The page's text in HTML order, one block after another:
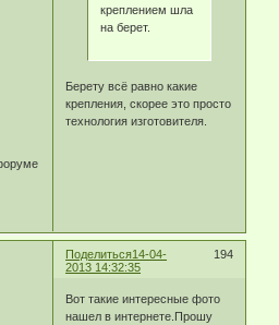
креплением шла
на берет.
Берету всё равно какие
крепления, скорее это просто
технология изготовителя.
Поделиться 194
14-04-
2013 14:32:35
Вот такие интересные фото
нашел в интернете.Прошу